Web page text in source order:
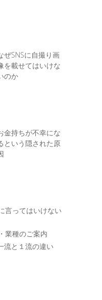
ぜSNSに自撮り画
を載せてはいけな
のか
金持ちが不幸にな
という隠された原
言ってはいけない
業種のご案内
流と１流の違い